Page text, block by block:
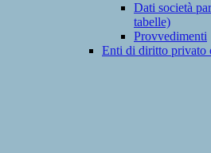
Dati società
tabelle)
Provvedimenti
Enti di diritto privato